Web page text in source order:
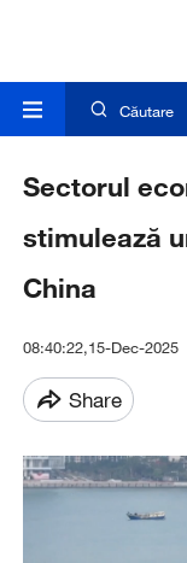
Căutare
Sectorul
stimulează
China
08:40:22,15-Dec-2025
Share